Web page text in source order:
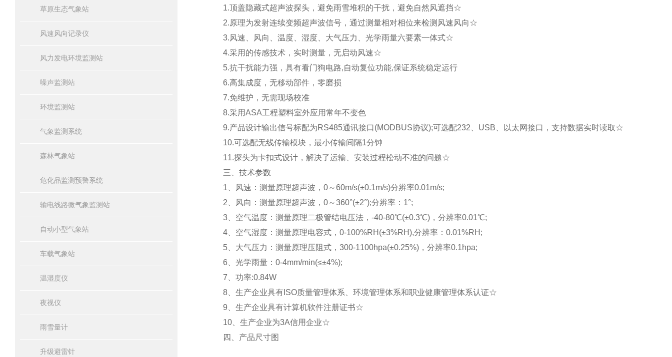
草原生态气象站
风速风向记录仪
风力发电环境监测站
噪声监测站
环境监测站
气象监测系统
森林气象站
危化品监测预警系统
输电线路微气象监测站
自动小型气象站
车载气象站
温湿度仪
夜视仪
雨雪量计
升级避雷针
1.顶盖隐藏式超声波探头，避免雨雪堆积的干扰，避免自然风遮挡☆
2.原理为发射连续变频超声波信号，通过测量相对相位来检测风速风向☆
3.风速、风向、温度、湿度、大气压力、光学雨量六要素一体式☆
4.采用的传感技术，实时测量，无启动风速☆
5.抗干扰能力强，具有看门狗电路,自动复位功能,保证系统稳定运行
6.高集成度，无移动部件，零磨损
7.免维护，无需现场校准
8.采用ASA工程塑料室外应用常年不变色
9.产品设计输出信号标配为RS485通讯接口(MODBUS协议);可选配232、USB、以太网接口，支持数据实时读取☆
10.可选配无线传输模块，最小传输间隔1分钟
11.探头为卡扣式设计，解决了运输、安装过程松动不准的问题☆
三、技术参数
1、风速：测量原理超声波，0～60m/s(±0.1m/s)分辨率0.01m/s;
2、风向：测量原理超声波，0～360°(±2°);分辨率：1°;
3、空气温度：测量原理二极管结电压法，-40-80℃(±0.3℃)，分辨率0.01℃;
4、空气湿度：测量原理电容式，0-100%RH(±3%RH),分辨率：0.01%RH;
5、大气压力：测量原理压阻式，300-1100hpa(±0.25%)，分辨率0.1hpa;
6、光学雨量：0-4mm/min(≤±4%);
7、功率:0.84W
8、生产企业具有ISO质量管理体系、环境管理体系和职业健康管理体系认证☆
9、生产企业具有计算机软件注册证书☆
10、生产企业为3A信用企业☆
四、产品尺寸图